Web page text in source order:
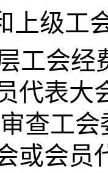
上级工
工会经
代表大
查工
或会